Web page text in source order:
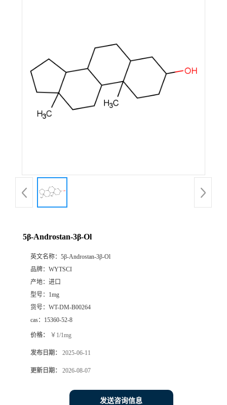
5β-Androstan-3β-Ol
英文名称： 5β-Androstan-3β-Ol
品牌： WYTSCI
产地： 进口
型号： 1mg
货号： WT-DM-B00264
cas： 15360-52-8
价格： ￥1/1mg
发布日期： 2025-06-11
更新日期： 2026-08-07
发送咨询信息